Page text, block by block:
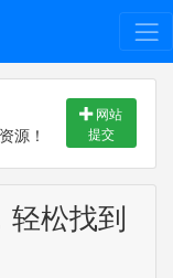
源！
网站
提交
轻松找到